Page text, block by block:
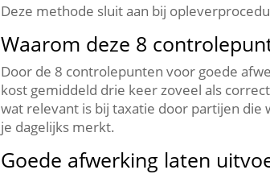
Deze methode sluit aan bij
Waarom deze 8
Door de 8 controlepunten voor goede
kost gemiddeld drie keer zoveel als
wat relevant is bij taxatie door partijen die
je dagelijks merkt.​
Goede afwerking laten